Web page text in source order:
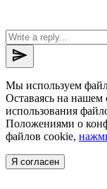
send
Мы используем
Оставаясь на нашем
использования
Положениями о
файлов cookie,
Я согласен